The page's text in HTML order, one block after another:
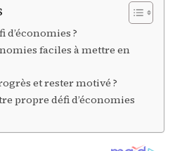
?
faciles à mettre en
et rester motivé ?
propre défi d’économies